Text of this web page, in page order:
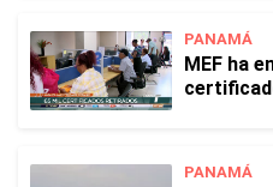
PANAMÁ
MEF ha
PANAMÁ